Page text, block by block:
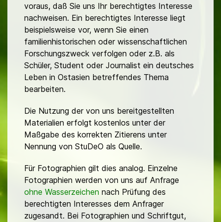
voraus, daß Sie uns Ihr berechtigtes Interesse
nachweisen. Ein berechtigtes Interesse liegt
beispielsweise vor, wenn Sie einen
familienhistorischen oder wissenschaftlichen
Forschungszweck verfolgen oder z.B. als
Schüler, Student oder Journalist ein deutsches
Leben in Ostasien betreffendes Thema
bearbeiten.
Die Nutzung der von uns bereitgestellten
Materialien erfolgt kostenlos unter der
Maßgabe des korrekten Zitierens unter
Nennung von StuDeO als Quelle.
Für Fotographien gilt dies analog. Einzelne
Fotographien werden von uns auf Anfrage
ohne Wasserzeichen nach Prüfung des
berechtigten Interesses dem Anfrager
zugesandt. Bei Fotographien und Schriftgut,